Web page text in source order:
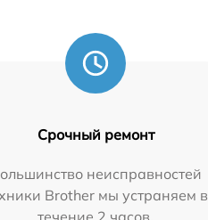
Срочный ремонт
неисправностей
Brother мы устраняем в